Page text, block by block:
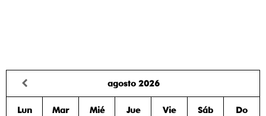
agosto 2026
Lun Mar Mié Jue Vie Sáb
Do